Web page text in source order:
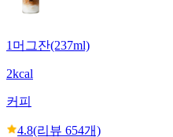
1머그잔(237ml)
2kcal
커피
4.8(리뷰 654개)